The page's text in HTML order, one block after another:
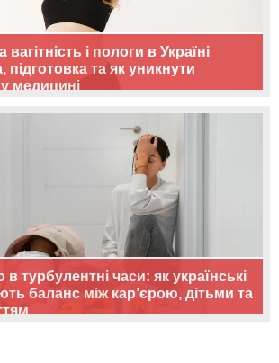
і пологи в Україні
підготовка та як уникнути
медицині
турбулентні часи: як українські
баланс між кар’єрою, дітьми та